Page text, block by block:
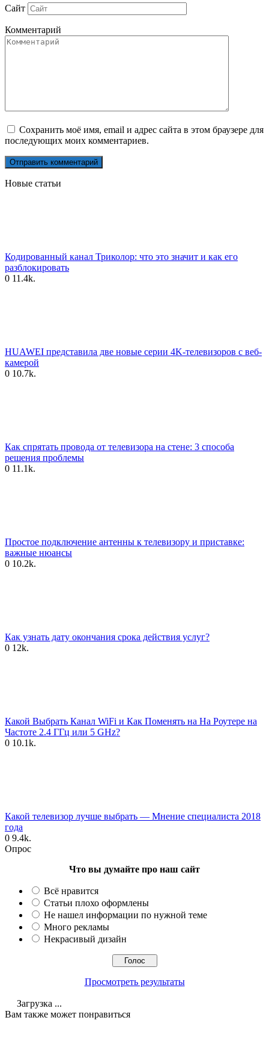
Сайт
Комментарий
Сохранить моё имя, email и адрес сайта в этом браузере для
последующих моих комментариев.
Новые статьи
Кодированный канал Триколор: что это значит и как его
разблокировать
0 11.4k.
HUAWEI представила две новые серии 4K-телевизоров с веб-
камерой
0 10.7k.
Как спрятать провода от телевизора на стене: 3 способа
решения проблемы
0 11.1k.
Простое подключение антенны к телевизору и приставке:
важные нюансы
0 10.2k.
Как узнать дату окончания срока действия услуг?
0 12k.
Какой Выбрать Канал WiFi и Как Поменять на На Роутере на
Частоте 2.4 ГГц или 5 GHz?
0 10.1k.
Какой телевизор лучше выбрать — Мнение специалиста 2018
года
0 9.4k.
Опрос
Что вы думайте про наш сайт
Всё нравится
Статьи плохо оформлены
Не нашел информации по нужной теме
Много рекламы
Некрасивый дизайн
Просмотреть результаты
Загрузка ...
Вам также может понравиться